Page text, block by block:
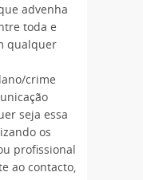
advenha
toda e
qualquer
crime
seja essa
os
profissional
ao contacto,